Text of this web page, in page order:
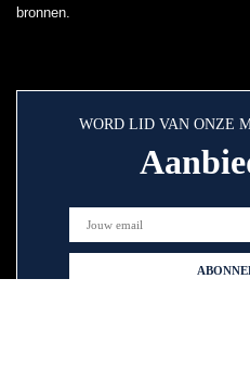
bronnen.
WORD LID VAN ONZE